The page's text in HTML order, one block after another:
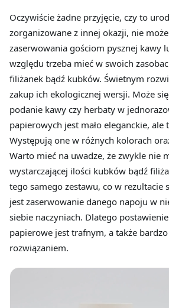
Oczywiście żadne przyjęcie, czy to
zorganizowane z innej okazji, nie
zaserwowania gościom pysznej kawy
względu trzeba mieć w swoich
filiżanek bądź kubków. Świetnym
zakup ich ekologicznej wersji. Może
podanie kawy czy herbaty w
papierowych jest mało eleganckie, ale
Występują one w różnych kolorach
Warto mieć na uwadze, że zwykle nie
wystarczającej ilości kubków bądź
tego samego zestawu, co w rezultacie
jest zaserwowanie danego napoju w
siebie naczyniach. Dlatego
papierowe jest trafnym, a także
rozwiązaniem.